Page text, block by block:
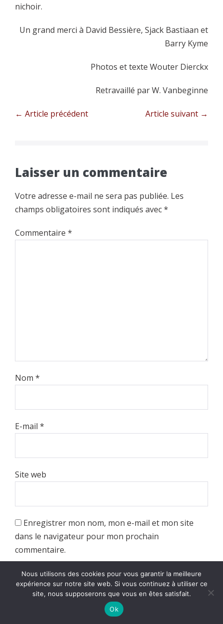
nichoir.
Un grand merci à David Bessière, Sjack Bastiaan et
Barry Kyme
Photos et texte Wouter Dierckx
Retravaillé par W. Vanbeginne
Navigation
← Article précédent Article suivant →
Laisser un commentaire
Votre adresse e-mail ne sera pas publiée. Les
champs obligatoires sont indiqués avec*
Commentaire *
Nom *
E-mail *
Site web
Enregistrer mon nom, mon e-mail et mon site
dans le navigateur pour mon prochain
commentaire.
Nous utilisons des cookies pour vous garantir la meilleure
expérience sur notre site web. Si vous continuez à utiliser ce
site, nous supposerons que vous en êtes satisfait.
Ok